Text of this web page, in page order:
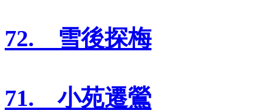
72. 雪後探梅
71. 小苑遷鶯